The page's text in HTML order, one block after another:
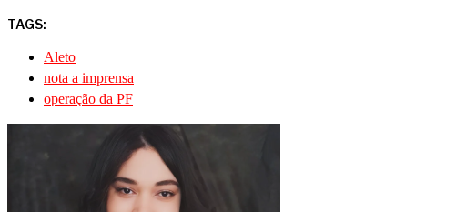
TAGS:
Aleto
nota a imprensa
operação da PF